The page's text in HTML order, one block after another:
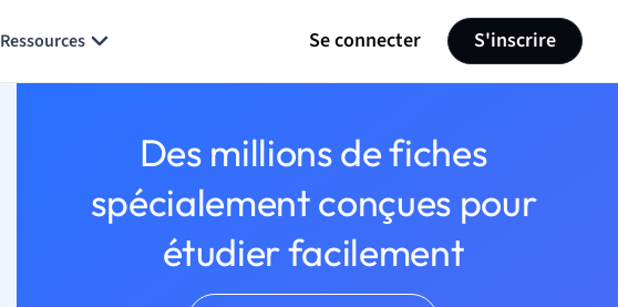
Ressources Se connecter S'inscrire
Des millions de fiches
spécialement conçues pour
étudier facilement